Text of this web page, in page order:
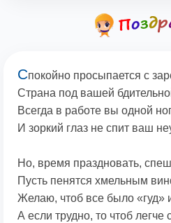
Спокойно просыпается с
Страна под вашей
Всегда в работе вы одной
И зоркий глаз не спит ваш
Но, время праздновать,
Пусть пенятся хмельным
Желаю, чтоб все было «гуд»
А если трудно, то чтоб легче